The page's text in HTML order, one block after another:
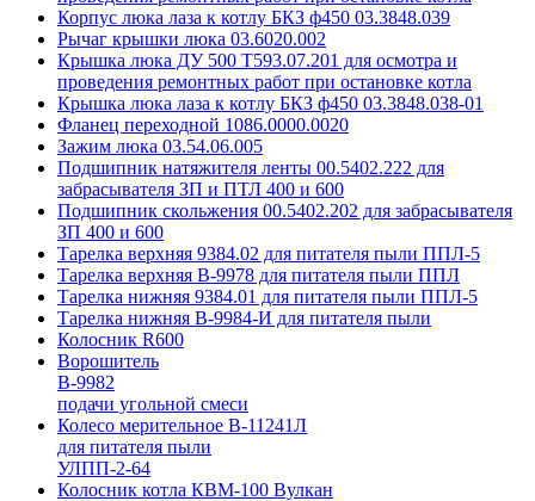
Корпус люка лаза к котлу БКЗ ф450 03.3848.039
Рычаг крышки люка 03.6020.002
Крышка люка ДУ 500 Т593.07.201 для осмотра и
проведения ремонтных работ при остановке котла
Крышка люка лаза к котлу БКЗ ф450 03.3848.038-01
Фланец переходной 1086.0000.0020
Зажим люка 03.54.06.005
Подшипник натяжителя ленты 00.5402.222 для
забрасывателя ЗП и ПТЛ 400 и 600
Подшипник скольжения 00.5402.202 для забрасывателя
ЗП 400 и 600
Тарелка верхняя 9384.02 для питателя пыли ППЛ-5
Тарелка верхняя В-9978 для питателя пыли ППЛ
Тарелка нижняя 9384.01 для питателя пыли ППЛ-5
Тарелка нижняя В-9984-И для питателя пыли
Колосник R600
Ворошитель
В-9982
подачи угольной смеси
Колесо мерительное В-11241Л
для питателя пыли
УЛПП-2-64
Колосник котла КВМ-100 Вулкан